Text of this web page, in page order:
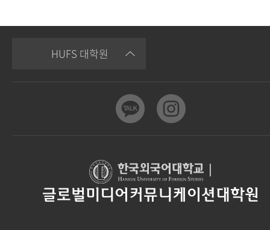
HUFS 대학원
글로벌미디어커뮤니케이션대학원